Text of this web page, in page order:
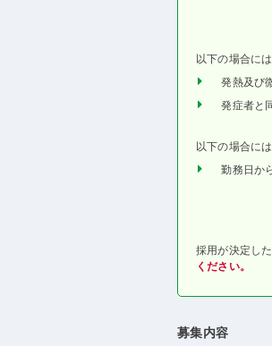
以下の場合に
発熱及び
発症者と
以下の場合に
勤務日か
採用が決定し
ください。
募集内容